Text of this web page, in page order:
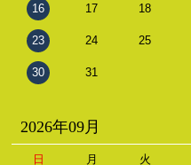
16 17 18
23 24 25
30 31
2026年09月
日 月 火